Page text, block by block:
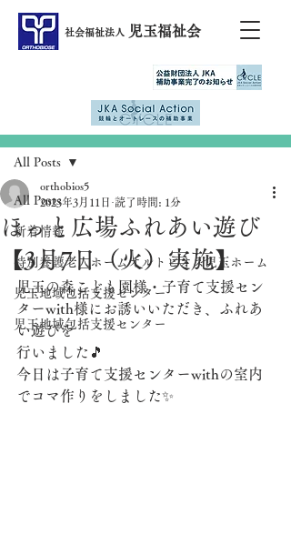
社会福祉法人 児玉福祉会
All Posts
新着情報
特別養護老人ホームオルトビオス児玉ホーム
児玉地域包括支援センター
児玉地域包括支援センター
All Posts
ほっと広場ふれあい遊び
【3月7日（火）実施】
orthobios5
2023年3月11日 読了時間: 1分
児玉の森こども園様・子育て支援セン
ターwith様にお誘いいただき、ふれあ
い遊びを
行いました🎵
今日は子育て支援センターwithの室内
でコマ作りをしました✨